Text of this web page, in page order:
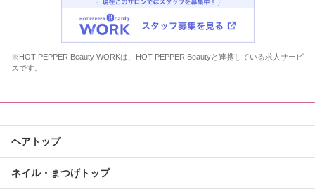
※HOT PEPPER Beauty WORKは、HOT PEPPER Beautyと連携している求人サービ
スです。
ヘアトップ
ネイル・まつげトップ